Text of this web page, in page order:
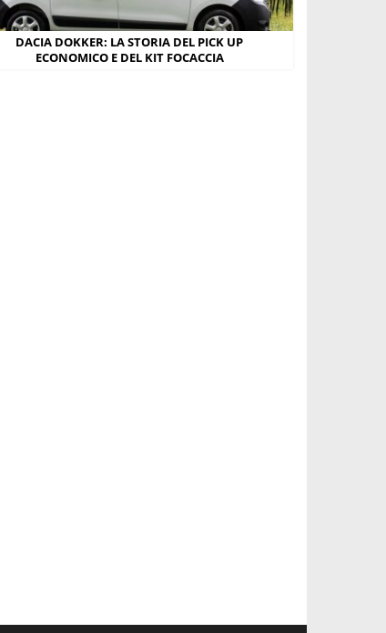
DACIA DOKKER: LA STORIA DEL PICK UP
ECONOMICO E DEL KIT FOCACCIA